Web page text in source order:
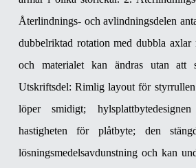
Återlindnings- och avlindningsdelen
dubbelriktad rotation med dubbla axlar
och materialet kan ändras utan att
Utskriftsdel: Rimlig layout för
löper smidigt;
hastigheten för plåtbyte; den
lösningsmedelsavdunstning och kan